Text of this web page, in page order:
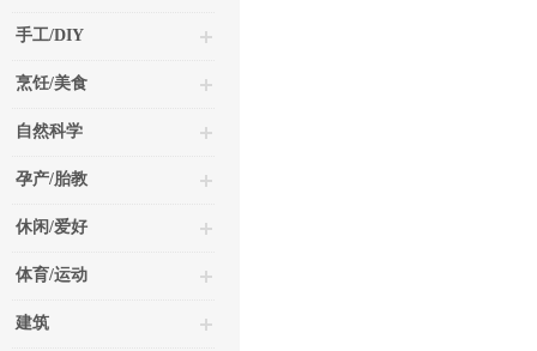
手工/DIY
烹饪/美食
自然科学
孕产/胎教
休闲/爱好
体育/运动
建筑